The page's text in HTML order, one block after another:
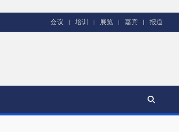
会议 培训 展览 嘉宾 报道